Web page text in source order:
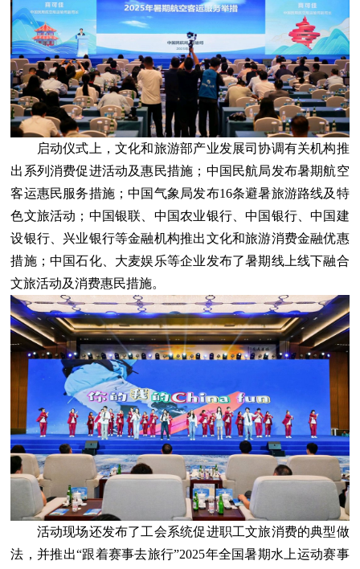
启动仪式上，文化和旅游部产业发展司协调有关机构推
出系列消费促进活动及惠民措施；中国民航局发布暑期航空
客运惠民服务措施；中国气象局发布16条避暑旅游路线及特
色文旅活动；中国银联、中国农业银行、中国银行、中国建
设银行、兴业银行等金融机构推出文化和旅游消费金融优惠
措施；中国石化、大麦娱乐等企业发布了暑期线上线下融合
文旅活动及消费惠民措施。
活动现场还发布了工会系统促进职工文旅消费的典型做
法，并推出“跟着赛事去旅行”2025年全国暑期水上运动赛事